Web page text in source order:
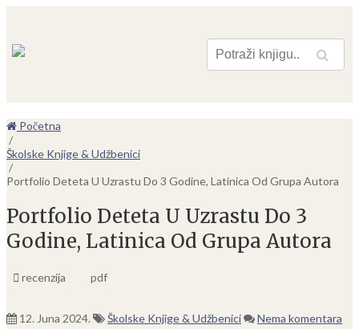
Pretraga
Početna
/
Školske Knjige & Udžbenici
/
Portfolio Deteta U Uzrastu Do 3 Godine, Latinica Od Grupa Autora
Portfolio Deteta U Uzrastu Do 3
Godine, Latinica Od Grupa Autora
recenzija pdf
12. Juna 2024. Školske Knjige & Udžbenici Nema komentara